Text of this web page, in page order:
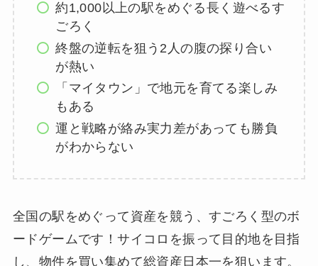
約1,000以上の駅をめぐる長く遊べるす
ごろく
終盤の逆転を狙う2人の腹の探り合い
が熱い
「マイタウン」で地元を育てる楽しみ
もある
運と戦略が絡み実力差があっても勝負
がわからない
全国の駅をめぐって資産を競う、すごろく型のボ
ードゲームです！サイコロを振って目的地を目指
し、物件を買い集めて総資産日本一を狙います。